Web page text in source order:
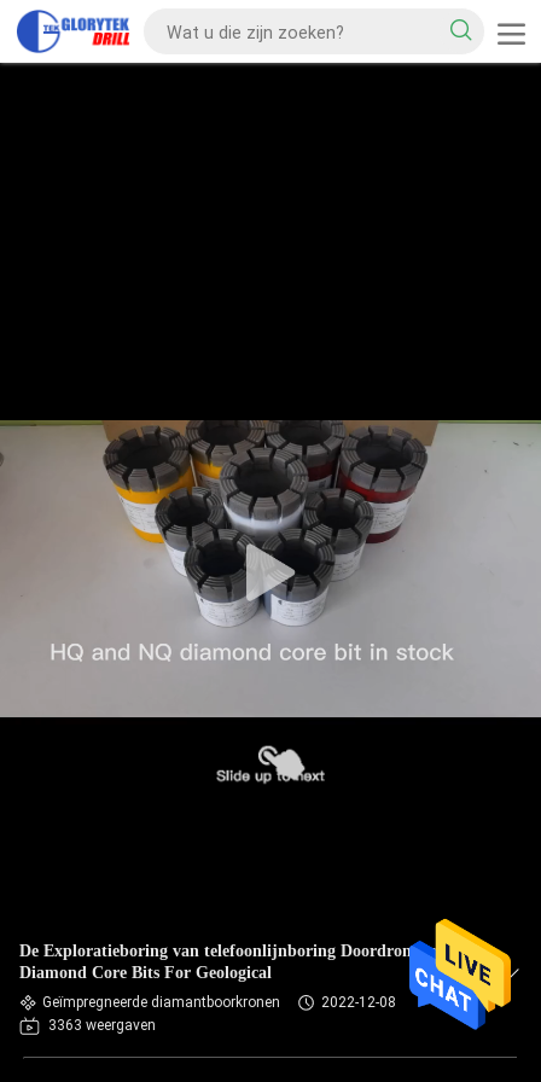
De Exploratieboring van telefoonlijnboring Doordrongen
Diamond Core Bits For Geological
Geïmpregneerde diamantboorkronen
2022-12-08
3363 weergaven